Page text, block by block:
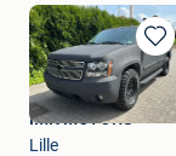
in
Mijn
IMK MOTORS
Lille